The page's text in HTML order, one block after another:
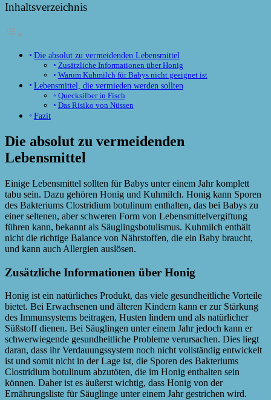
Inhaltsverzeichnis
Die absolut zu vermeidenden Lebensmittel
Zusätzliche Informationen über Honig
Warum Kuhmilch für Babys nicht geeignet ist
Lebensmittel, die vermieden werden sollten
Quecksilber in Fisch
Das Risiko von Nüssen
Fazit
Die absolut zu vermeidenden
Lebensmittel
Einige Lebensmittel sollten für Babys unter einem Jahr komplett
tabu sein. Dazu gehören Honig und Kuhmilch. Honig kann Sporen
des Bakteriums Clostridium botulinum enthalten, das bei Babys zu
einer seltenen, aber schweren Form von Lebensmittelvergiftung
führen kann, bekannt als Säuglingsbotulismus. Kuhmilch enthält
nicht die richtige Balance von Nährstoffen, die ein Baby braucht,
und kann auch Allergien auslösen.
Zusätzliche Informationen über Honig
Honig ist ein natürliches Produkt, das viele gesundheitliche Vorteile
bietet. Bei Erwachsenen und älteren Kindern kann er zur Stärkung
des Immunsystems beitragen, Husten lindern und als natürlicher
Süßstoff dienen. Bei Säuglingen unter einem Jahr jedoch kann er
schwerwiegende gesundheitliche Probleme verursachen. Dies liegt
daran, dass ihr Verdauungssystem noch nicht vollständig entwickelt
ist und somit nicht in der Lage ist, die Sporen des Bakteriums
Clostridium botulinum abzutöten, die im Honig enthalten sein
können. Daher ist es äußerst wichtig, dass Honig von der
Ernährungsliste für Säuglinge unter einem Jahr gestrichen wird.